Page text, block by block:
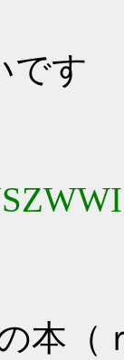
です
本（